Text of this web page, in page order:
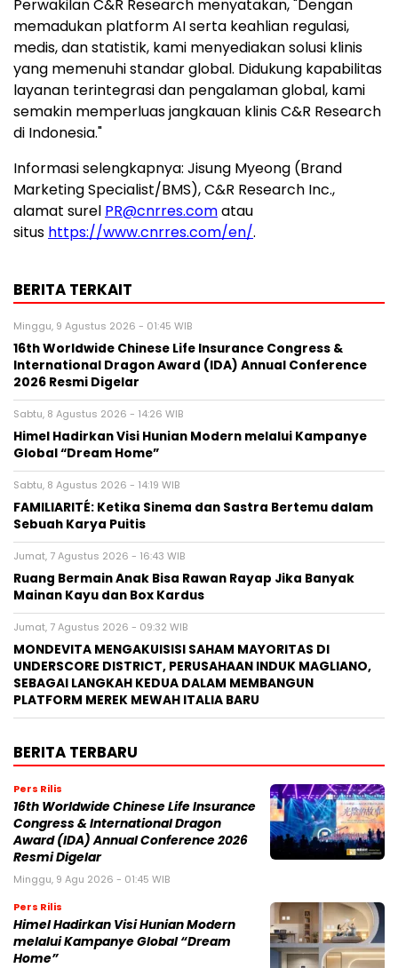
Perwakilan C&R Research menyatakan, "Dengan
memadukan platform AI serta keahlian regulasi,
medis, dan statistik, kami menyediakan solusi klinis
yang memenuhi standar global. Didukung kapabilitas
layanan terintegrasi dan pengalaman global, kami
semakin memperluas jangkauan klinis C&R Research
di Indonesia."
Informasi selengkapnya: Jisung Myeong (Brand
Marketing Specialist/BMS), C&R Research Inc.,
alamat surel PR@cnrres.comatau
situs https://www.cnrres.com/en/.
BERITA TERKAIT
Minggu, 9 Agustus 2026 - 01:45 WIB
16th Worldwide Chinese Life Insurance Congress &
International Dragon Award (IDA) Annual Conference
2026 Resmi Digelar
Sabtu, 8 Agustus 2026 - 14:26 WIB
Himel Hadirkan Visi Hunian Modern melalui Kampanye
Global “Dream Home”
Sabtu, 8 Agustus 2026 - 14:19 WIB
FAMILIARITÉ: Ketika Sinema dan Sastra Bertemu dalam
Sebuah Karya Puitis
Jumat, 7 Agustus 2026 - 16:43 WIB
Ruang Bermain Anak Bisa Rawan Rayap Jika Banyak
Mainan Kayu dan Box Kardus
Jumat, 7 Agustus 2026 - 09:32 WIB
MONDEVITA MENGAKUISISI SAHAM MAYORITAS DI
UNDERSCORE DISTRICT, PERUSAHAAN INDUK MAGLIANO,
SEBAGAI LANGKAH KEDUA DALAM MEMBANGUN
PLATFORM MEREK MEWAH ITALIA BARU
BERITA TERBARU
Pers Rilis
16th Worldwide Chinese Life Insurance
Congress & International Dragon
Award (IDA) Annual Conference 2026
Resmi Digelar
Minggu, 9 Agu 2026 - 01:45 WIB
Pers Rilis
Himel Hadirkan Visi Hunian Modern
melalui Kampanye Global “Dream
Home”